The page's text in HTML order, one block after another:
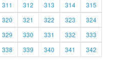
311 312 313 314
315
320 321 322 323
324
329 330 331 332
333
338 339 340 341
342